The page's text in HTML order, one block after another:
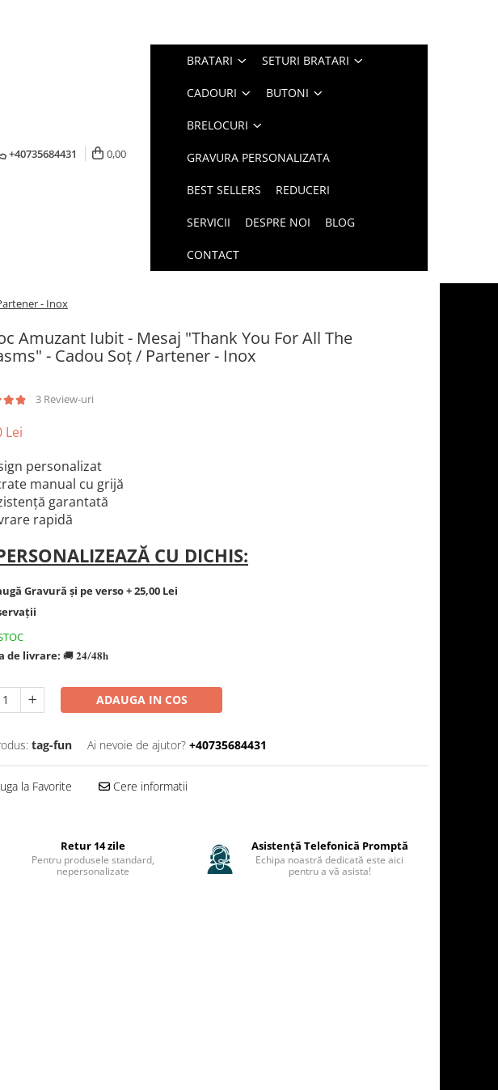
+40735684431 0,00
BRATARI SETURI BRATARI
CADOURI BUTONI
BRELOCURI
GRAVURA PERSONALIZATA
BEST SELLERS REDUCERI
SERVICII DESPRE NOI BLOG
CONTACT
- Inox
Amuzant Iubit - Mesaj "Thank You For All The
- Cadou Soț / Partener - Inox
3 Review-uri
Lei
personalizat
manual cu grijă
garantată
rapidă
CU DICHIS:
Gravură și pe verso + 25,00 Lei
de livrare: 🚚 𝟐𝟒/𝟒𝟖𝐡
ADAUGA IN COS
tag-fun Ai nevoie de ajutor? +40735684431
la Favorite Cere informatii
Retur 14 zile
Pentru produsele standard,
nepersonalizate
Asistență Telefonică Promptă
Echipa noastră dedicată este aici
pentru a vă asista!